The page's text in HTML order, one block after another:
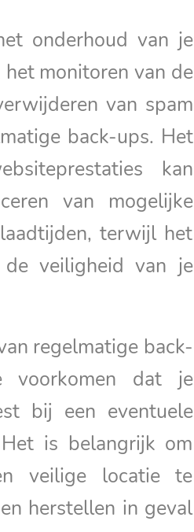
onderhoud van je
monitoren van de
van spam
back-ups. Het
kan
van mogelijke
terwijl het
veiligheid van je
regelmatige back-
voorkomen dat je
bij een eventuele
is belangrijk om
veilige locatie te
herstellen in geval